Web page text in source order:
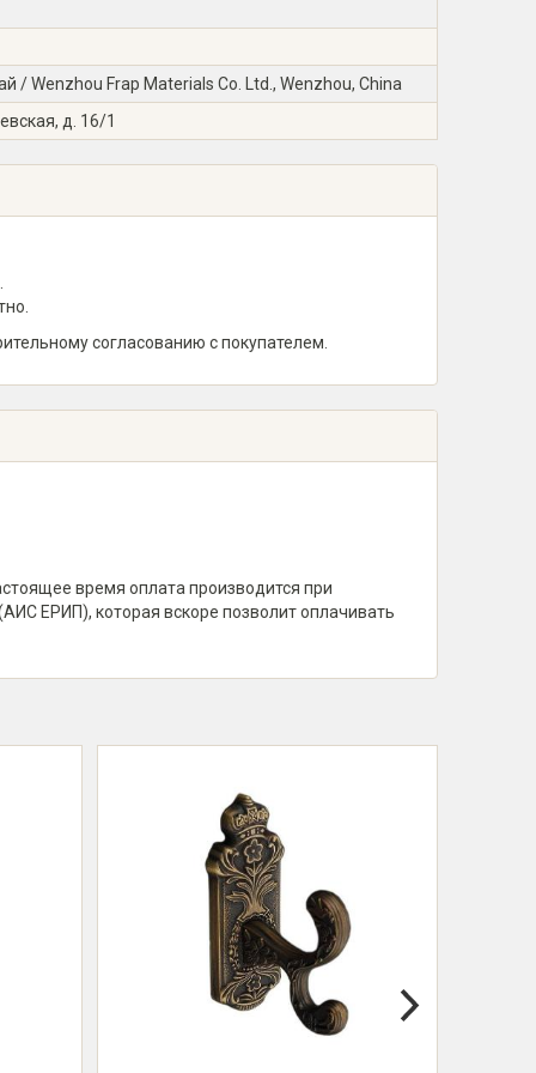
Wenzhou Frap Materials Co. Ltd., Wenzhou, China
д. 16/1
согласованию с покупателем.
время оплата производится при
ЕРИП), которая вскоре позволит оплачивать